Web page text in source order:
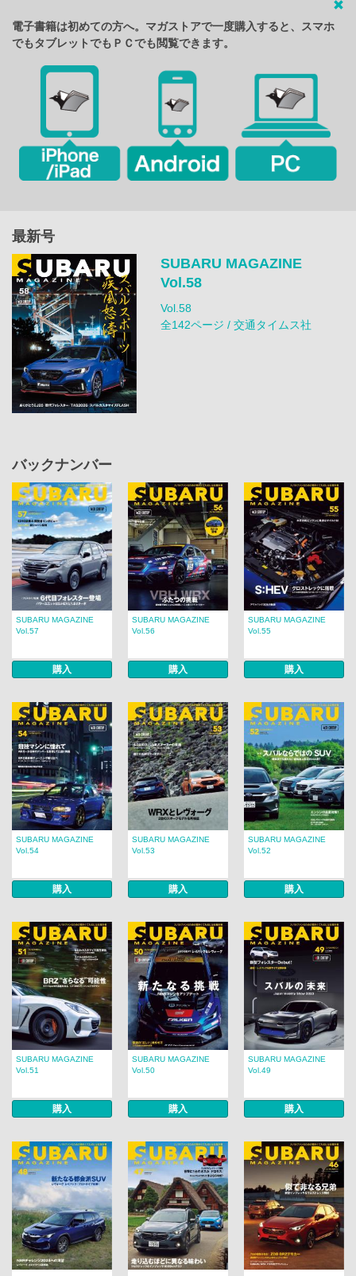
電子書籍は初めての方へ。マガストアで一度購入すると、スマホ
でもタブレットでもＰＣでも閲覧できます。
最新号
SUBARU MAGAZINE
Vol.58
Vol.58
全142ページ / 交通タイムス社
バックナンバー
SUBARU MAGAZINE
Vol.57
購入
SUBARU MAGAZINE
Vol.56
購入
SUBARU MAGAZINE
Vol.55
購入
SUBARU MAGAZINE
Vol.54
購入
SUBARU MAGAZINE
Vol.53
購入
SUBARU MAGAZINE
Vol.52
購入
SUBARU MAGAZINE
Vol.51
購入
SUBARU MAGAZINE
Vol.50
購入
SUBARU MAGAZINE
Vol.49
購入